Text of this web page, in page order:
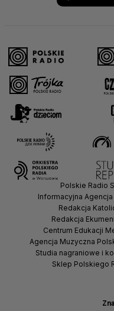
Polskie Radio
Informacyjna
Redakcja
Redakcja
Centrum Edukacji
Agencja Muzyczna
Studia nagraniowe i
Sklep Polskiego